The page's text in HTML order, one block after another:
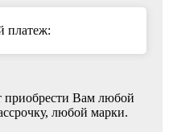
платеж:
приобрести Вам любой
любой марки.